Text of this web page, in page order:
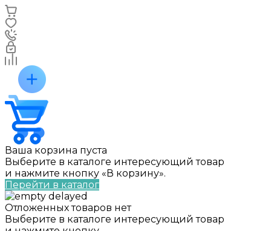
Ваша корзина пуста
Выберите в каталоге интересующий товар
и нажмите кнопку «В корзину».
Перейти в каталог
Отложенных товаров нет
Выберите в каталоге интересующий товар